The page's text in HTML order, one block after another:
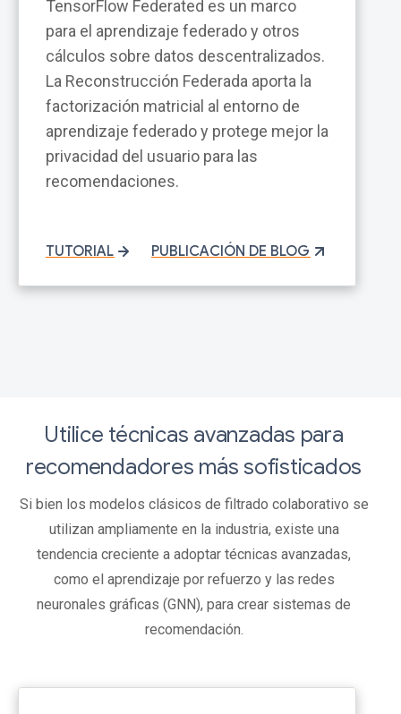
TensorFlow Federated es un marco
para el aprendizaje federado y otros
cálculos sobre datos descentralizados.
La Reconstrucción Federada aporta la
factorización matricial al entorno de
aprendizaje federado y protege mejor la
privacidad del usuario para las
recomendaciones.
TUTORIAL PUBLICACIÓN DE BLOG
Utilice técnicas avanzadas para
recomendadores más sofisticados
Si bien los modelos clásicos de filtrado colaborativo se
utilizan ampliamente en la industria, existe una
tendencia creciente a adoptar técnicas avanzadas,
como el aprendizaje por refuerzo y las redes
neuronales gráficas (GNN), para crear sistemas de
recomendación.